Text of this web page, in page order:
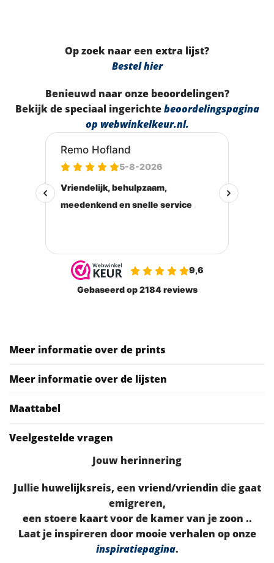
Op zoek naar een extra lijst?
Bestel hier
Benieuwd naar onze beoordelingen?
Bekijk de speciaal ingerichtebeoordelingspagina
op webwinkelkeur.nl.
Meer informatie over de prints
Meer informatie over de lijsten
Maattabel
Veelgestelde vragen
Jouw herinnering
Jullie huwelijksreis, een vriend/vriendin die gaat
emigreren,
een stoere kaart voor de kamer van je zoon ..
Laat je inspireren door mooie verhalen op onze
inspiratiepagina.